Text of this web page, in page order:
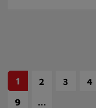
1 2 3 4
9
…